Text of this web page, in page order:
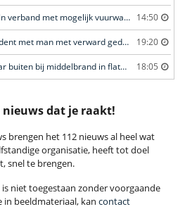
Politie valt woning binnen in verband met mogelijk vuurwapen in Eindhoven 14:50
Politie zet groots in bij incident met man met verward gedrag in Leeuwarden 19:20
Bewoners uit voorzorg naar buiten bij middelbrand in flatwoning in Leeuwarden 18:05
dat je raakt!
brengen het 112 nieuws al heel wat
organisatie, heeft tot doel
snel te brengen.
niet toegestaan zonder voorgaande
beeldmateriaal, kan contact